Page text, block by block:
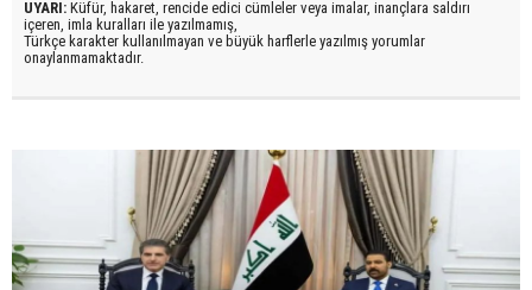
UYARI: Küfür, hakaret, rencide edici cümleler veya imalar, inançlara saldırı
içeren, imla kuralları ile yazılmamış,
Türkçe karakter kullanılmayan ve büyük harflerle yazılmış yorumlar
onaylanmamaktadır.